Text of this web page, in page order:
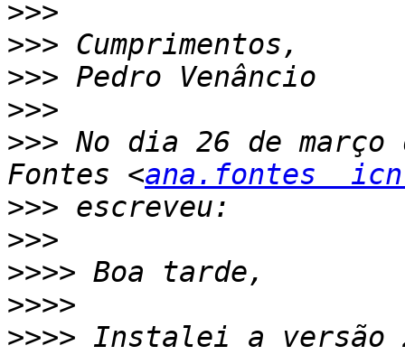
>>>
>>>
>>>
>>>
>>> No dia 26 de março
Fontes <ana.fontes
>>>
>>>
>>>>
>>>>
>>>> Instalei a versão